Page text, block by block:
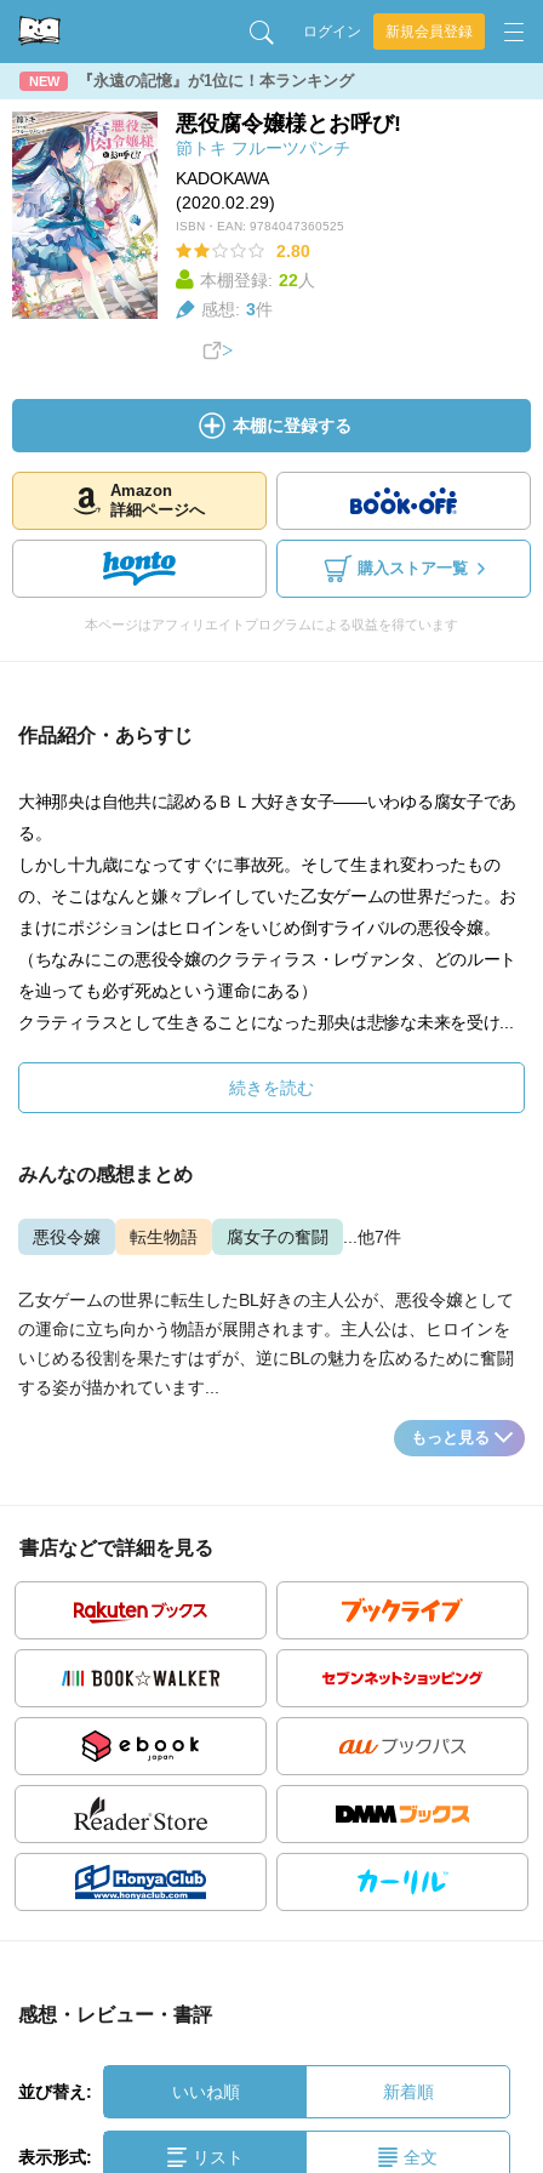
ログイン 新規会員登録
NEW 『永遠の記憶』が1位に！本ランキング
悪役腐令嬢様とお呼び!
節トキ フルーツパンチ
KADOKAWA
(2020.02.29)
ISBN・EAN: 9784047360525
2.80
本棚登録: 22人
感想: 3件
本棚に登録する
Amazon
詳細ページへ
購入ストア一覧
本ページはアフィリエイトプログラムによる収益を得ています
作品紹介・あらすじ
大神那央は自他共に認めるＢＬ大好き女子――いわゆる腐女子であ
る。
しかし十九歳になってすぐに事故死。そして生まれ変わったもの
の、そこはなんと嫌々プレイしていた乙女ゲームの世界だった。お
まけにポジションはヒロインをいじめ倒すライバルの悪役令嬢。
（ちなみにこの悪役令嬢のクラティラス・レヴァンタ、どのルート
を辿っても必ず死ぬという運命にある）
クラティラスとして生きることになった那央は悲惨な未来を受け...
続きを読む
みんなの感想まとめ
悪役令嬢 転生物語 腐女子の奮闘 ...他7件
乙女ゲームの世界に転生したBL好きの主人公が、悪役令嬢として
の運命に立ち向かう物語が展開されます。主人公は、ヒロインを
いじめる役割を果たすはずが、逆にBLの魅力を広めるために奮闘
する姿が描かれています...
もっと見る
書店などで詳細を見る
感想・レビュー・書評
並び替え: いいね順 新着順
表示形式: リスト 全文